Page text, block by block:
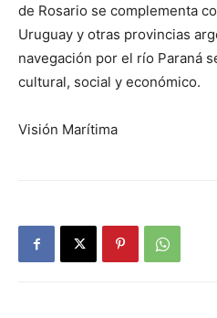
de Rosario se complementa
Uruguay y otras provincias
navegación por el río Paraná
cultural, social y económico.
Visión Marítima